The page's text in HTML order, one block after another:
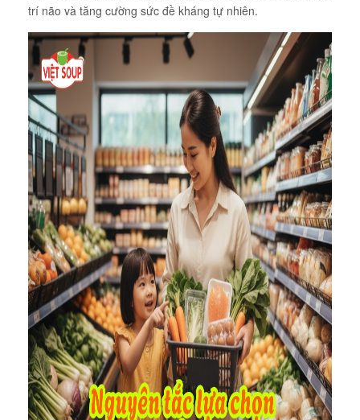
trí não và tăng cường sức đề kháng tự nhiên.